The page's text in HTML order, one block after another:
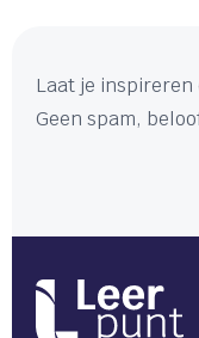
Laat je
Geen spam,